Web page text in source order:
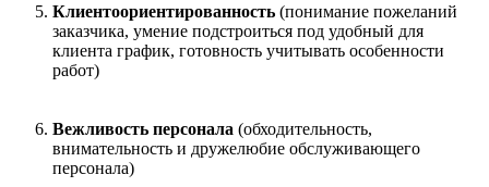
Клиентоориентированность (понимание пожеланий
заказчика, умение подстроиться под удобный для
клиента график, готовность учитывать особенности
работ)
Вежливость персонала (обходительность,
внимательность и дружелюбие обслуживающего
персонала)